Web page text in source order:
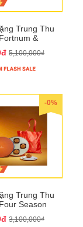
Trung Thu
&
5,100,000₫
-0%
Trung Thu
Season
3,100,000₫